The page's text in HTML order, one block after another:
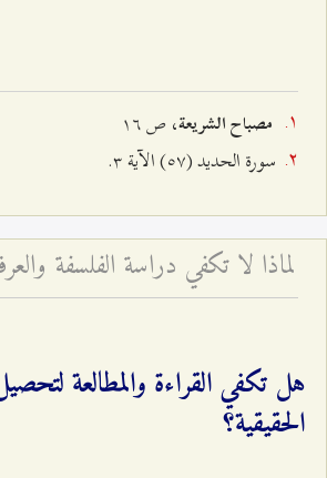
مصباح الشريعة، ص ۱٦
سورة الحدید (٥۷) الآیة ٣.
هل تكفي القراءة والمطالعة
الحقيقية؟